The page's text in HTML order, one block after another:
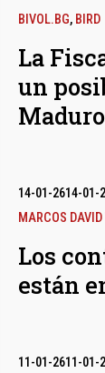
BIVOL.BG, BIRD
La
un
Maduro
14-01-2614-01-
MARCOS DAVID
Los
están
11-01-2611-01-